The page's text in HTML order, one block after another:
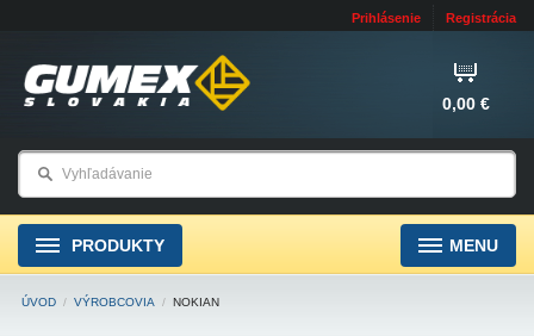
Prihlásenie Registrácia
0,00 €
PRODUKTY MENU
ÚVOD / VÝROBCOVIA / NOKIAN